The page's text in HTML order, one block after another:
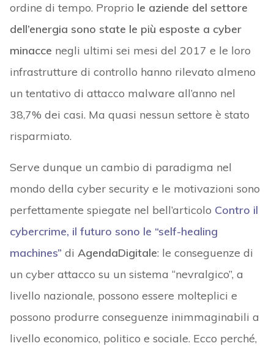
ordine di tempo. Proprio le aziende del settore
dell’energia sono state le più esposte a cyber
minacce negli ultimi sei mesi del 2017 e le loro
infrastrutture di controllo hanno rilevato almeno
un tentativo di attacco malware all’anno nel
38,7% dei casi. Ma quasi nessun settore è stato
risparmiato.
Serve dunque un cambio di paradigma nel
mondo della cyber security e le motivazioni sono
perfettamente spiegate nel bell’articolo Contro il
cybercrime, il futuro sono le “self-healing
machines” di AgendaDigitale: le conseguenze di
un cyber attacco su un sistema “nevralgico”, a
livello nazionale, possono essere molteplici e
possono produrre conseguenze inimmaginabili a
livello economico, politico e sociale. Ecco perché,